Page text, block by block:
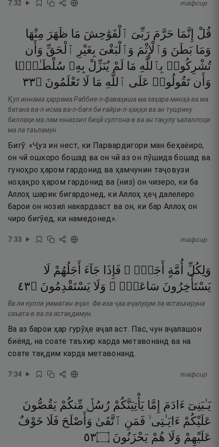
7:32 тафсир
قُلْ إِنَّمَا حَرَّمَ رَبِّىَ ٱلْفَوَٰحِشَ مَا ظَهَرَ مِنْهَا
وَمَا بَطَنَ وَٱلْإِثْمَ وَٱلْبَغْىَ بِغَيْرِ ٱلْحَقِّ وَأَن
تُشْرِكُوا۟ بِٱللَّهِ مَا لَمْ يُنَزِّلْ بِهِۦ سُلْطَـٰنًۭا
وَأَن تَقُولُوا۟ عَلَى ٱللَّهِ مَا لَا تَعْلَمُونَ ۝٣٣
Қул иннама ҳаррама Раббия-л-фаваҳиша ма заҳара минҳа ва ма
батана ва-л-исма ва-л-бағя би ғайри-л-ҳаққи ва ан тушрику
биллаҳи ма лам юназзил биҳӣ султона-в ва ан тақулу ъалаллоҳи
ма ла таъламун.
Бигӯ: «Ҷуз ин нест, ки Парвардигори ман беҳаёиро,
он чӣ ошкоро бошад ва он чӣ аз он пӯшида бошад ва
гуноҳро ҳаром гардонид ва ҳамчунин таҷовузи
ноҳақро ҳаром гардонид ва (низ) он чизеро, ки ба
Аллоҳ шарик бигардонед, ки Аллоҳ ҳеҷ далелеро
барои он нозил накардааст ва он, ки бар Аллоҳ он
чиро бигӯед, ки намедонед».
7:33 тафсир
وَلِكُلِّ أُمَّةٍ أَجَلٌۭ ۖ فَإِذَا جَآءَ أَجَلُهُمْ لَا
يَسْتَأْخِرُونَ سَاعَةًۭ ۖ وَلَا يَسْتَقْدِمُونَ ۝٣٤
Ва ли кулли умматин аҷал. Фа иза ҷаа аҷалуҳум ла ястаъхируна
саъата-в ва ла ястақдимун.
Ва аз барои ҳар гурӯҳе аҷал аст. Пас, чун аҷалашон
биёяд, на соате таъхир карда метавонанд ва на
соате тақдим карда метавонанд.
7:34 тафсир
يَـٰبَنِىٓ ءَادَمَ إِمَّا يَأْتِيَنَّكُمْ رُسُلٌۭ مِّنكُمْ يَقُصُّونَ
عَلَيْكُمْ ءَايَـٰتِى ۙ فَمَنِ ٱتَّقَىٰ وَأَصْلَحَ فَلَا خَوْفٌ
عَلَيْهِمْ وَلَا هُمْ يَحْزَنُونَ ۝٣٥